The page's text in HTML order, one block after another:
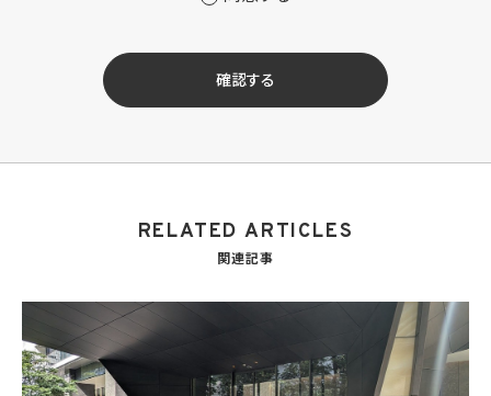
(2) 当社サービス及び当社がKWブランドのライセンスを行う対象となる事業者（サブラ
せ等への対応のため
(3) 当社の商品、サービス等のご案内のため
(4) 当社サービスに関する当社の規約、ポリシー等（以下「規約等」といいます。）に違反す
る行為に対する対応のため
の開発等に役立てるため
も外国に所在する場合を含みます。）に対し個人情報（(i)当社サービスにおける顧客に関
ため。なお、KWエージェントとは、KW加盟店の業務に従事する個人を意味します。また、
(8) 当社サービスを介して販売等が行われる物件に関する情報について、当社、KWライ
センサー、その他KWブランドを利用して事業を行う事業者のポータルサイト、ウェブ広
告、その他インターネット上において公開するため
(9) 雇用管理及び社内手続のため（役職員の個人情報について）、並びに人材採用活動
における選考及び連絡のため（応募者の個人情報について）
確認する
RELATED ARTICLES
関連記事